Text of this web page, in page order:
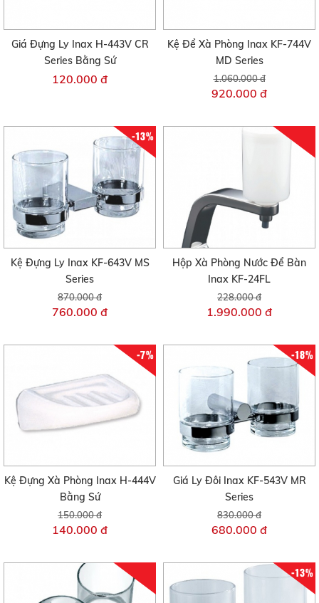
Giá Đựng Ly Inax H-443V CR
Series Bằng Sứ
120.000 đ
Kệ Để Xà Phòng Inax KF-744V
MD Series
1.060.000 đ
920.000 đ
-13%
Kệ Đựng Ly Inax KF-643V MS
Series
870.000 đ
760.000 đ
Hộp Xà Phòng Nước Để Bàn
Inax KF-24FL
228.000 đ
1.990.000 đ
-7%
Kệ Đựng Xà Phòng Inax H-444V
Bằng Sứ
150.000 đ
140.000 đ
-18%
Giá Ly Đôi Inax KF-543V MR
Series
830.000 đ
680.000 đ
-13%